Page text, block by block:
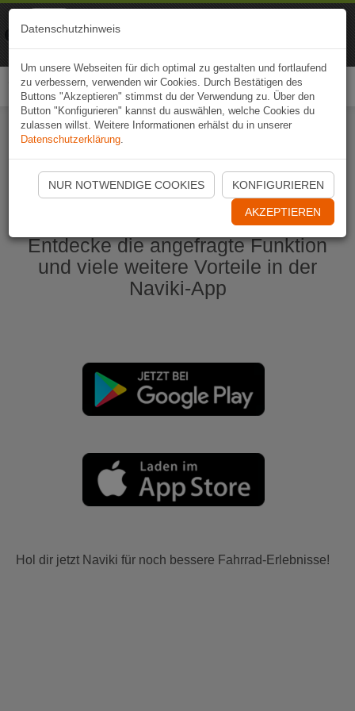
Naviki App jetzt öffnen
Entdecke die angefragte Funktion
und viele weitere Vorteile in der
Naviki-App
Hol dir jetzt Naviki für noch bessere Fahrrad-Erlebnisse!
Datenschutzhinweis
Um unsere Webseiten für dich optimal zu gestalten und fortlaufend
zu verbessern, verwenden wir Cookies. Durch Bestätigen des
Buttons "Akzeptieren" stimmst du der Verwendung zu. Über den
Button "Konfigurieren" kannst du auswählen, welche Cookies du
zulassen willst. Weitere Informationen erhälst du in unserer
Datenschutzerklärung.
NUR NOTWENDIGE COOKIES KONFIGURIEREN
AKZEPTIEREN
Naviki